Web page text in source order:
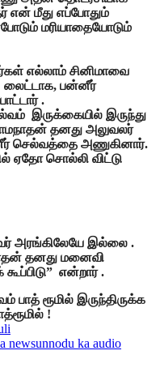
என் மீது எப்போதும்
மரியாதையோடும்
எல்லாம் சினிமாவை
லைட்டாக, பன்னீர்
.
இருக்கையில் இருந்து
தனது அலுவலர்
செல்வத்தை அணுகினார்.
ஏதோ சொல்லி விட்டு
அரங்கிலேயே இல்லை .
தனது மனைவி
என்றார் .
ரூமில் இருந்திருக்க
!
newsunnodu ka audio